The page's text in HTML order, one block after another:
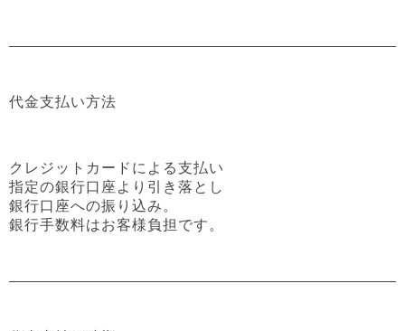
代金支払い方法
クレジットカードによる支払い
指定の銀行口座より引き落とし
銀行口座への振り込み。
銀行手数料はお客様負担です。